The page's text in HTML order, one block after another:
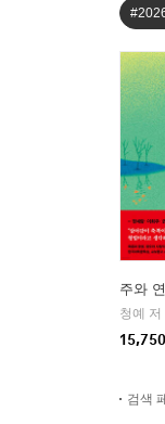
주와 연
청예 저
15,750
검색